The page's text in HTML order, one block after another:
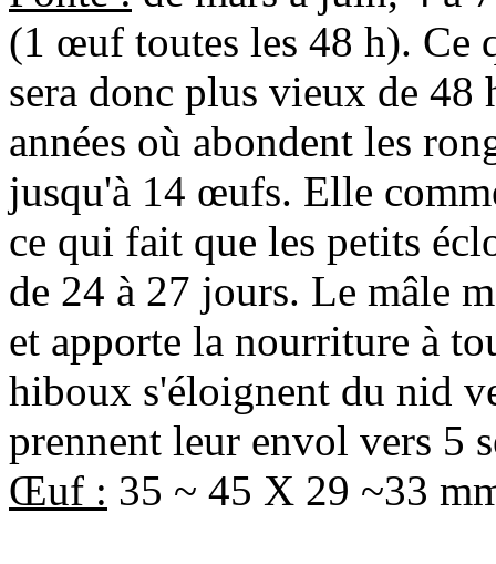
(1 œuf toutes les 48 h). Ce
sera donc plus vieux de 48
années où abondent les
jusqu'à 14 œufs. Elle
ce qui fait que les petits
de 24 à 27 jours. Le mâle
et apporte la nourriture à
hiboux s'éloignent du nid
prennent leur envol vers 5
Œuf : 35 ~ 45 X 29 ~33